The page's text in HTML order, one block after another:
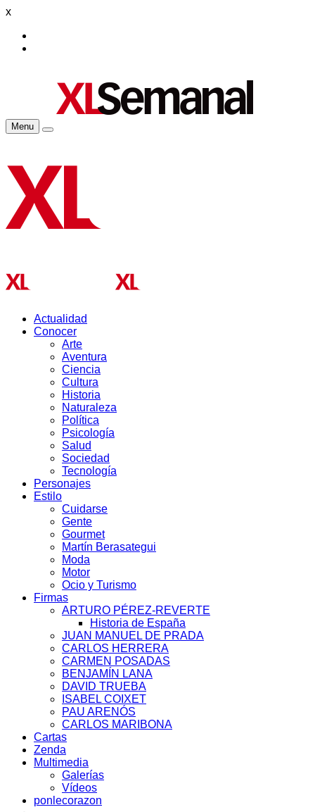
x
Menu
Actualidad
Conocer
Arte
Aventura
Ciencia
Cultura
Historia
Naturaleza
Política
Psicología
Salud
Sociedad
Tecnología
Personajes
Estilo
Cuidarse
Gente
Gourmet
Martín Berasategui
Moda
Motor
Ocio y Turismo
Firmas
ARTURO PÉREZ-REVERTE
Historia de España
JUAN MANUEL DE PRADA
CARLOS HERRERA
CARMEN POSADAS
BENJAMÍN LANA
DAVID TRUEBA
ISABEL COIXET
PAU ARENÓS
CARLOS MARIBONA
Cartas
Zenda
Multimedia
Galerías
Vídeos
ponlecorazon